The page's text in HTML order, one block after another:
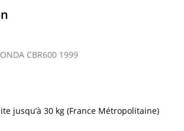
CBR600 1999
jusqu’à 30 kg (France Métropolitaine)